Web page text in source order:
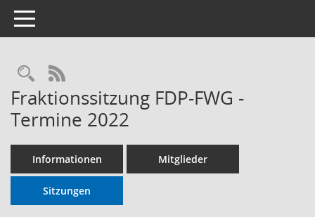
Toggle navigation
RSS-Feed
Fraktionssitzung FDP-FWG -
Termine 2022
Informationen Mitglieder
Sitzungen